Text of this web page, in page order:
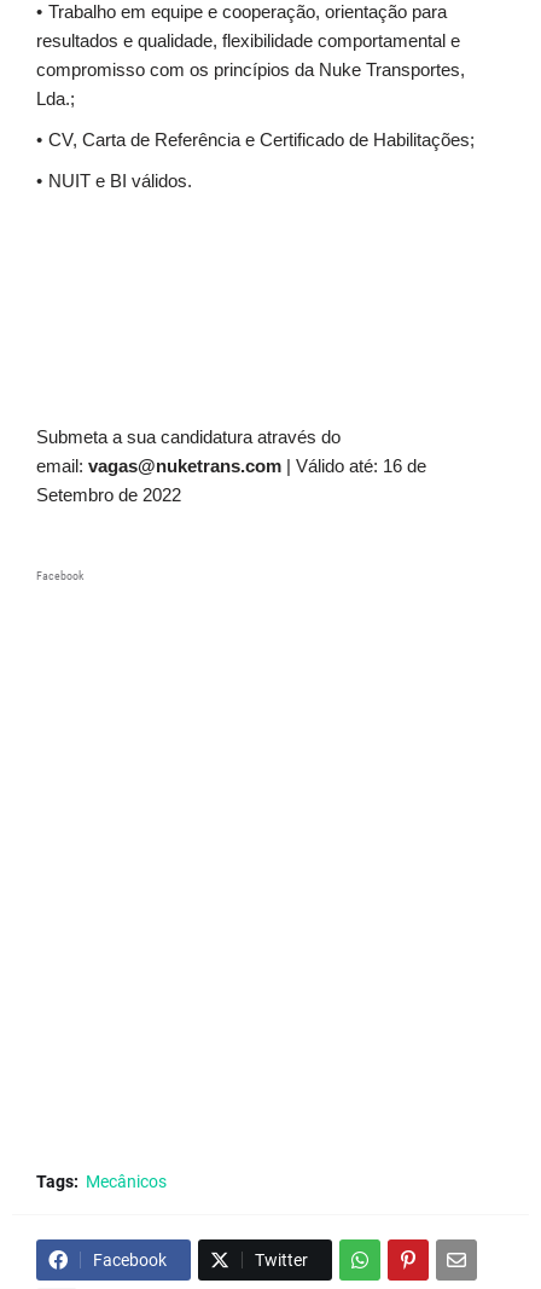
Trabalho em equipe e cooperação, orientação para
resultados e qualidade, flexibilidade comportamental e
compromisso com os princípios da Nuke Transportes,
Lda.;
CV, Carta de Referência e Certificado de Habilitações;
NUIT e BI válidos.
Submeta a sua candidatura através do
email: vagas@nuketrans.com | Válido até: 16 de
Setembro de 2022
Facebook
Tags: Mecânicos
Facebook Twitter